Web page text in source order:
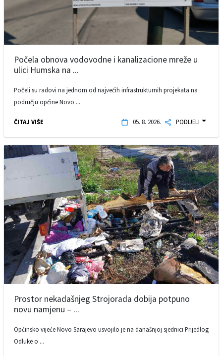
Počela obnova vodovodne i kanalizacione mreže u
ulici Humska na ...
Počeli su radovi na jednom od najvećih infrastrukturnih projekata na
području općine Novo ...
ČITAJ VIŠE 05. 8. 2026. PODIJELI
Prostor nekadašnjeg Strojorada dobija potpuno
novu namjenu – ...
Općinsko vijeće Novo Sarajevo usvojilo je na današnjoj sjednici Prijedlog
Odluke o ...